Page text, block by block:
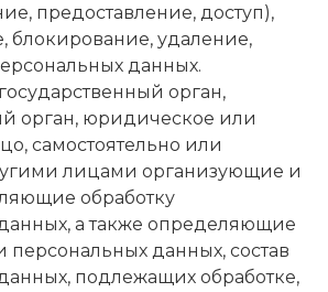
предоставление, доступ),
блокирование, удаление,
данных.
орган,
орган, юридическое или
самостоятельно или
лицами организующие и
обработку
а также определяющие
персональных данных, состав
подлежащих обработке,